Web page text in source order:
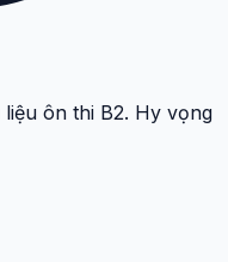
ôn thi B2. Hy vọng